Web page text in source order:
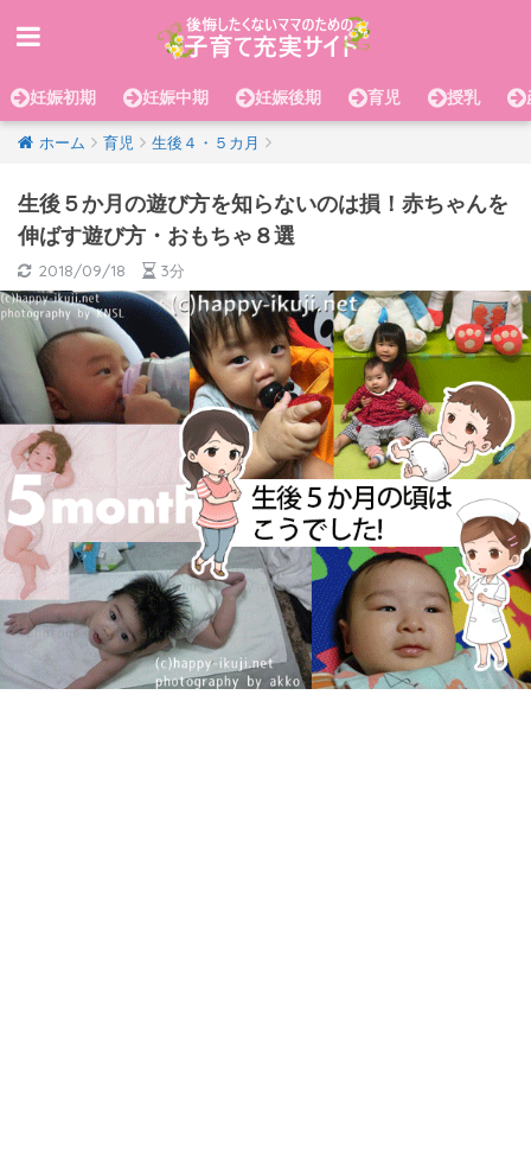
妊娠初期 妊娠中期 妊娠後期 育児 授乳
ホーム 育児 生後４・５カ月
生後５か月の遊び方を知らないのは損！赤ちゃんを
伸ばす遊び方・おもちゃ８選
2018/09/18 3分